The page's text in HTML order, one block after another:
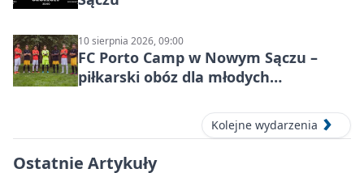
10 sierpnia 2026, 09:00
FC Porto Camp w Nowym Sączu –
piłkarski obóz dla młodych
Kolejne wydarzenia
Ostatnie Artykuły